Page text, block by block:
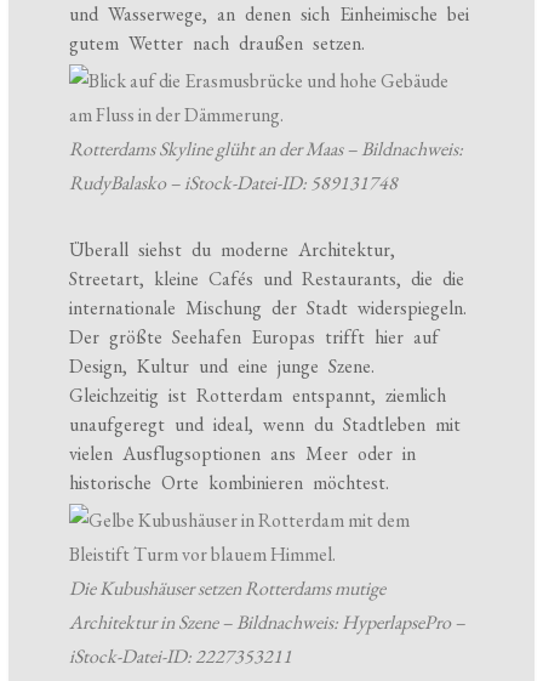
und Wasserwege, an denen sich Einheimische bei
gutem Wetter nach draußen setzen.
Rotterdams Skyline glüht an der Maas – Bildnachweis:
RudyBalasko – iStock-Datei-ID: 589131748
Überall siehst du moderne Architektur,
Streetart, kleine Cafés und Restaurants, die die
internationale Mischung der Stadt widerspiegeln.
Der größte Seehafen Europas trifft hier auf
Design, Kultur und eine junge Szene.
Gleichzeitig ist Rotterdam entspannt, ziemlich
unaufgeregt und ideal, wenn du Stadtleben mit
vielen Ausflugsoptionen ans Meer oder in
historische Orte kombinieren möchtest.
Die Kubushäuser setzen Rotterdams mutige
Architektur in Szene – Bildnachweis: HyperlapsePro –
iStock-Datei-ID: 2227353211